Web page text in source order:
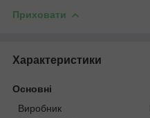
Приховати
Характеристики
Основні
Виробник